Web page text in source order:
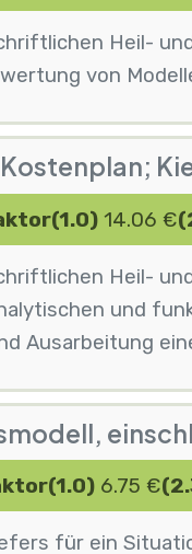
Heil-
von
(1.0)14.06 €
Heil-
und
Ausarbeitung
(1.0)6.75 €
für ein